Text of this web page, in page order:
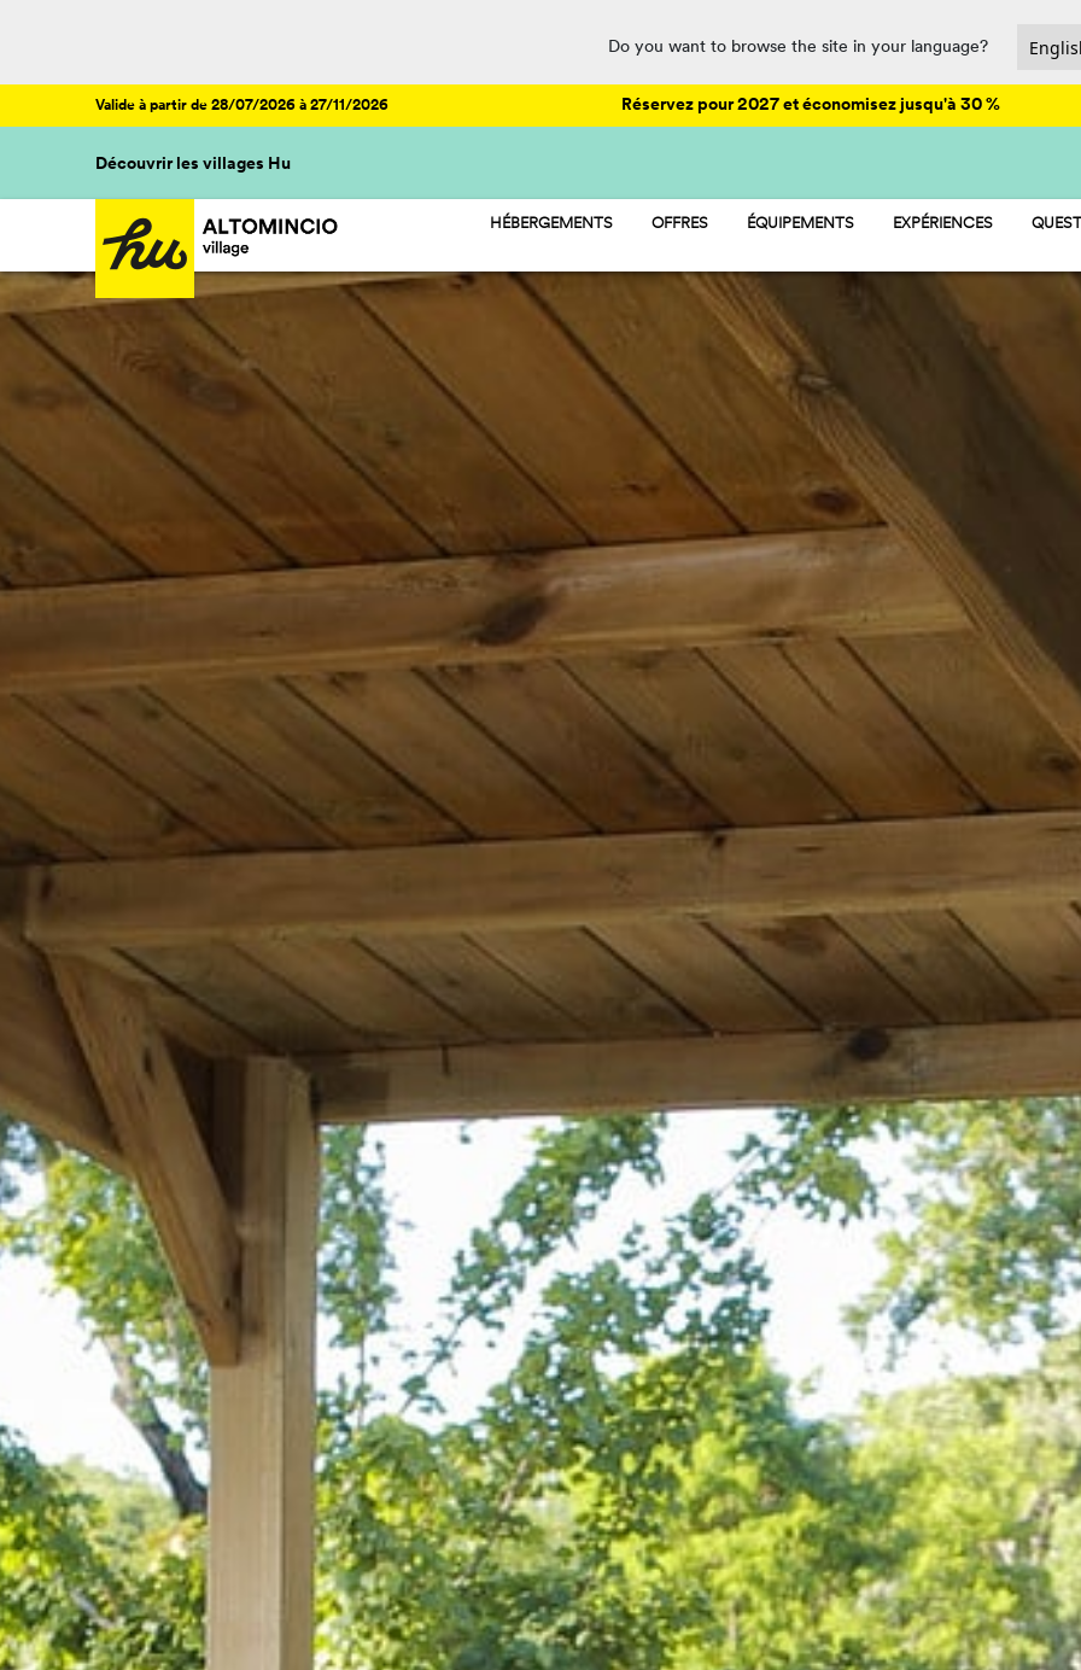
Do you want to browse the site in your language?
Valide à partir de 28/07/2026 à 27/11/2026 Réservez pour 2027 et économisez jusqu'à 30 %
Découvrir les villages Hu
HÉBERGEMENTS OFFRES ÉQUIPEMENTS
ANIMATIONS
RESTAURATION ET SUPÉRETTE
ZONE SPORTIVE
PET FRIENDLY
EXPÉRIENCES